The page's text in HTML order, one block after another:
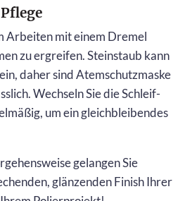
Arbeiten mit einem Dremel
zu ergreifen. Steinstaub kann
daher sind Atemschutzmaske
Wechseln Sie die Schleif-
um ein gleichbleibendes
gelangen Sie
glänzenden Finish Ihrer